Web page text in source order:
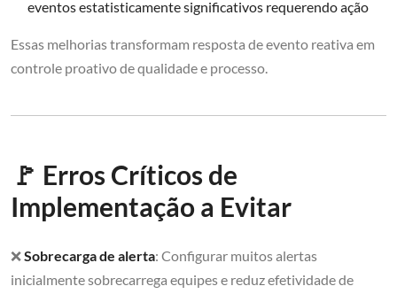
eventos estatisticamente significativos requerendo ação
Essas melhorias transformam resposta de evento reativa em
controle proativo de qualidade e processo.
🚩 Erros Críticos de
Implementação a Evitar
❌Sobrecarga de alerta: Configurar muitos alertas
inicialmente sobrecarrega equipes e reduz efetividade de